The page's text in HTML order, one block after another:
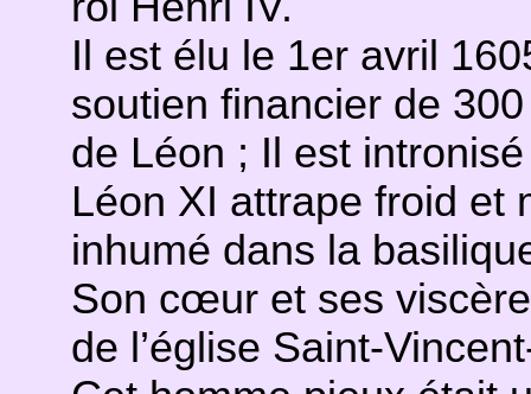
Il est élu le 1er avril
soutien financier de
de Léon ; Il est
Léon XI attrape froid et
inhumé dans la
Son cœur et ses
de l’église Saint-